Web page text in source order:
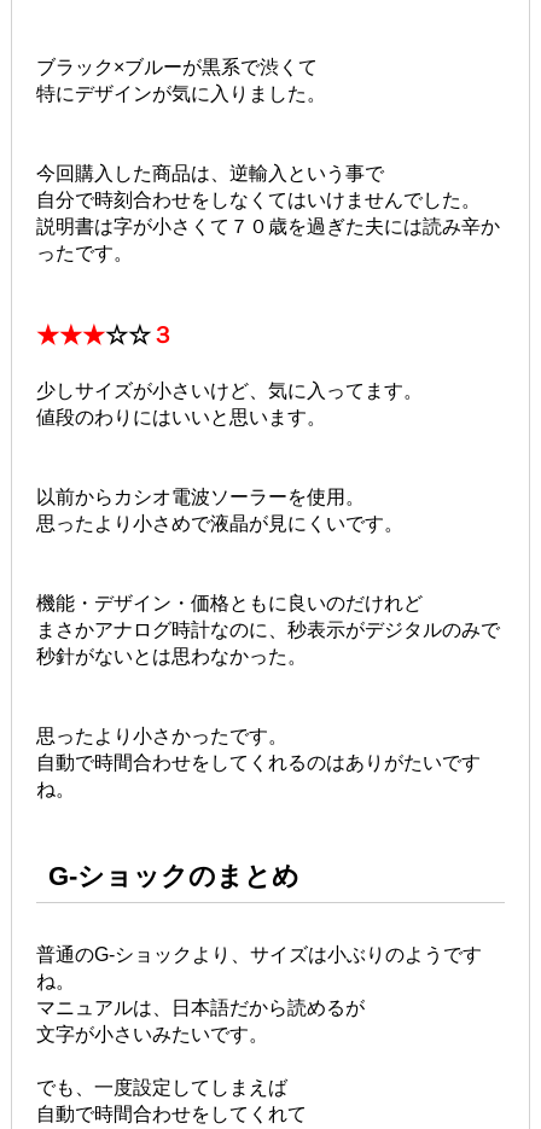
ブラック×ブルーが黒系で渋くて
特にデザインが気に入りました。
今回購入した商品は、逆輸入という事で
自分で時刻合わせをしなくてはいけませんでした。
説明書は字が小さくて７０歳を過ぎた夫には読み辛か
ったです。
★★★☆☆３
少しサイズが小さいけど、気に入ってます。
値段のわりにはいいと思います。
以前からカシオ電波ソーラーを使用。
思ったより小さめで液晶が見にくいです。
機能・デザイン・価格ともに良いのだけれど
まさかアナログ時計なのに、秒表示がデジタルのみで
秒針がないとは思わなかった。
思ったより小さかったです。
自動で時間合わせをしてくれるのはありがたいです
ね。
G-ショックのまとめ
普通のG-ショックより、サイズは小ぶりのようです
ね。
マニュアルは、日本語だから読めるが
文字が小さいみたいです。
でも、一度設定してしまえば
自動で時間合わせをしてくれて